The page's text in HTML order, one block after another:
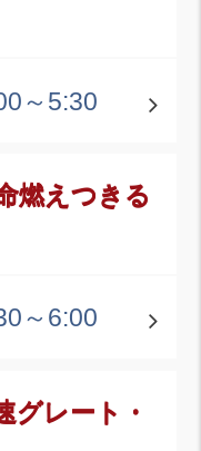
～5:30
燃えつきる
～6:00
グレート・